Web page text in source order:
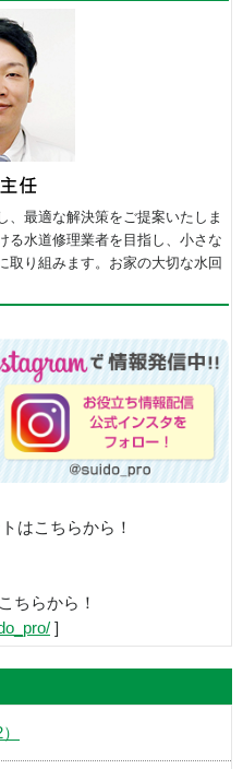
、最適な解決策をご提案いたしま
る水道修理業者を目指し、小さな
取り組みます。お家の大切な水回
はこちらから！
ちらから！
]